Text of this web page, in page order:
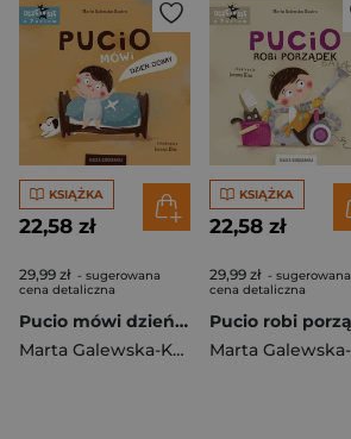
KSIĄŻKA
22,58 zł
29,99 zł - sugerowana
cena detaliczna
Pucio mówi dzień dobry
Marta Galewska-Kustra
KSIĄŻKA
22,58 zł
29,99 zł - sugerowana
cena detaliczna